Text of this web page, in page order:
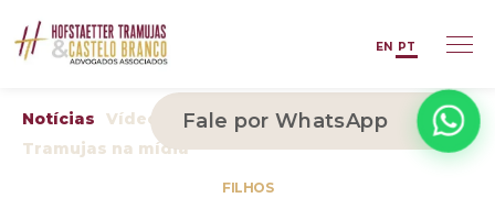
EN PT
Fale por WhatsApp
Notícias Vídeos Arquivos
Publicações
Tramujas na mídia
FILHOS